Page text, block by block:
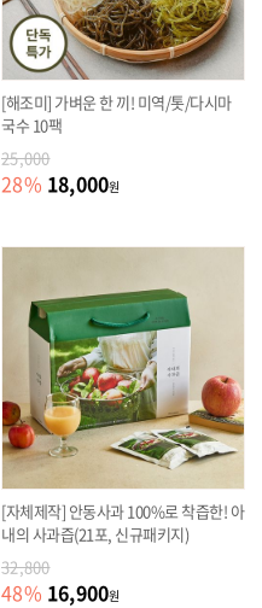
[해조미] 가벼운 한 끼! 미역/톳/다시마
국수 10팩
25,000
28% 18,000원
[자체제작] 안동사과 100%로 착즙한! 아
내의 사과즙(21포, 신규패키지)
32,800
48% 16,900원